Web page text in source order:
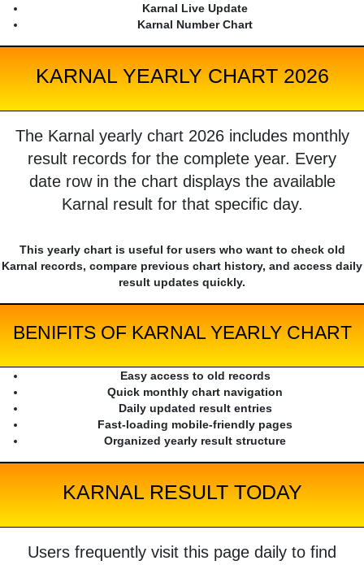
Karnal Live Update
Karnal Number Chart
KARNAL YEARLY CHART 2026
The Karnal yearly chart 2026 includes monthly
result records for the complete year. Every
date row in the chart displays the available
Karnal result for that specific day.
This yearly chart is useful for users who want to check old
Karnal records, compare previous chart history, and access daily
result updates quickly.
BENIFITS OF KARNAL YEARLY CHART
Easy access to old records
Quick monthly chart navigation
Daily updated result entries
Fast-loading mobile-friendly pages
Organized yearly result structure
KARNAL RESULT TODAY
Users frequently visit this page daily to find